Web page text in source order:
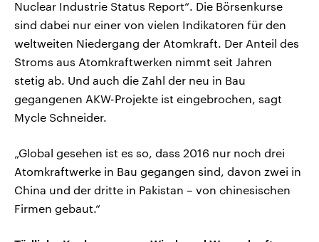
Nuclear Industrie Status Report“. Die Börsenkurse
sind dabei nur einer von vielen Indikatoren für den
weltweiten Niedergang der Atomkraft. Der Anteil des
Stroms aus Atomkraftwerken nimmt seit Jahren
stetig ab. Und auch die Zahl der neu in Bau
gegangenen AKW-Projekte ist eingebrochen, sagt
Mycle Schneider.
„Global gesehen ist es so, dass 2016 nur noch drei
Atomkraftwerke in Bau gegangen sind, davon zwei in
China und der dritte in Pakistan – von chinesischen
Firmen gebaut.“